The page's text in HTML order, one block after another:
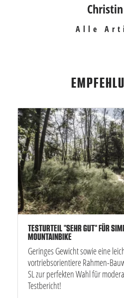
Alle
TESTURTEIL "SEHR GUT" FÜR
MOUNTAINBIKE
Geringes Gewicht sowie eine
vortriebsorientiere Rahmen-
SL zur perfekten Wahl für
Testbericht!